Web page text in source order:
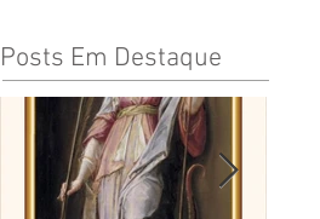
Posts Em Destaque